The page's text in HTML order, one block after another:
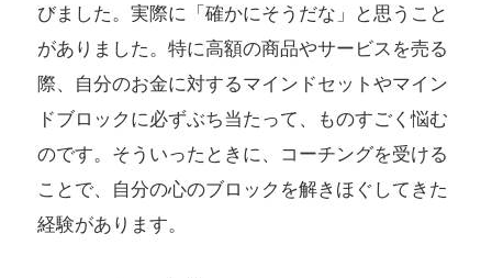
びました。実際に「確かにそうだな」と思うこと
がありました。特に高額の商品やサービスを売る
際、自分のお金に対するマインドセットやマイン
ドブロックに必ずぶち当たって、ものすごく悩む
のです。そういったときに、コーチングを受ける
ことで、自分の心のブロックを解きほぐしてきた
経験があります。